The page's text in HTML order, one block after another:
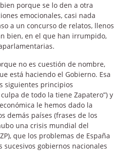
porque se lo den a otra
emocionales, casi nada
a un concurso de relatos, llenos
bien, en el que han irrumpido,
no es cuestión de nombre,
está haciendo el Gobierno. Esa
siguientes principios
de todo la tiene Zapatero”) y
le hemos dado la
demás países (frases de los
una crisis mundial del
que los problemas de España
gobiernos nacionales